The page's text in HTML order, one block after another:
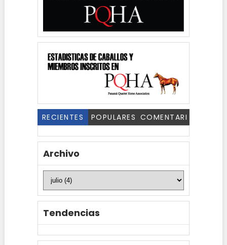
RECIENTES POPULARES COMENTARI
Archivo
Tendencias